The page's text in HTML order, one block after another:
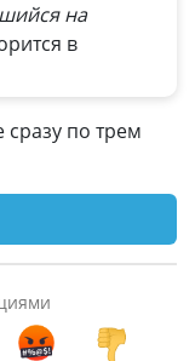
на
в
сразу по трем